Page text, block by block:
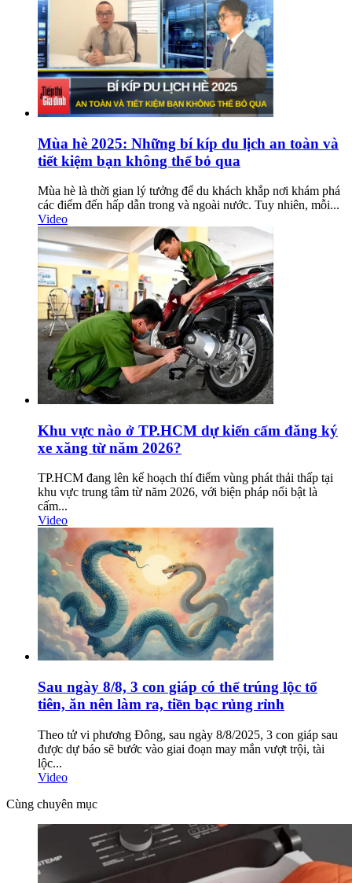
Mùa hè 2025: Những bí kíp du lịch an toàn và
tiết kiệm bạn không thể bỏ qua
Mùa hè là thời gian lý tưởng để du khách khắp nơi khám phá
các điểm đến hấp dẫn trong và ngoài nước. Tuy nhiên, mỗi...
Video
Khu vực nào ở TP.HCM dự kiến cấm đăng ký
xe xăng từ năm 2026?
TP.HCM đang lên kế hoạch thí điểm vùng phát thải thấp tại
khu vực trung tâm từ năm 2026, với biện pháp nổi bật là
cấm...
Video
Sau ngày 8/8, 3 con giáp có thể trúng lộc tổ
tiên, ăn nên làm ra, tiền bạc rủng rỉnh
Theo tử vi phương Đông, sau ngày 8/8/2025, 3 con giáp sau
được dự báo sẽ bước vào giai đoạn may mắn vượt trội, tài
lộc...
Video
Cùng chuyên mục